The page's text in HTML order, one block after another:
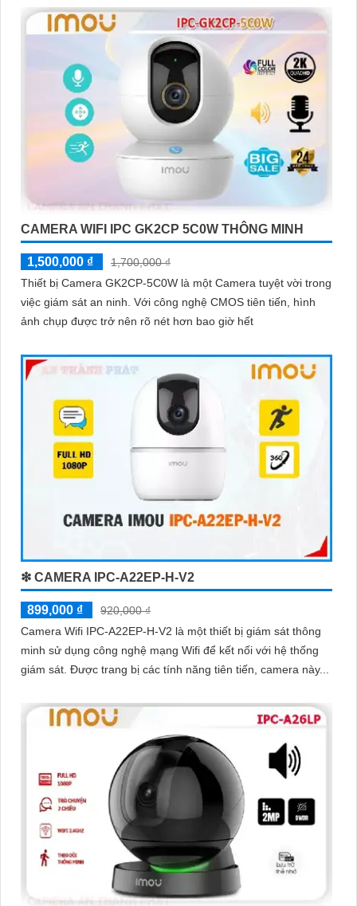
CAMERA WIFI IPC GK2CP 5C0W THÔNG MINH
1,500,000 ₫
1,700,000 ₫
Thiết bị Camera GK2CP-5C0W là một Camera tuyệt vời trong
việc giám sát an ninh. Với công nghệ CMOS tiên tiến, hình
ảnh chụp được trở nên rõ nét hơn bao giờ hết
❇ CAMERA IPC-A22EP-H-V2
899,000 ₫
920,000 ₫
Camera Wifi IPC-A22EP-H-V2 là một thiết bị giám sát thông
minh sử dụng công nghệ mạng Wifi để kết nối với hệ thống
giám sát. Được trang bị các tính năng tiên tiến, camera này...